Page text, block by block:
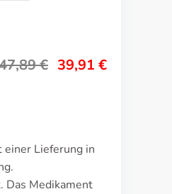
€ 39,91 €
einer Lieferung in
Das Medikament